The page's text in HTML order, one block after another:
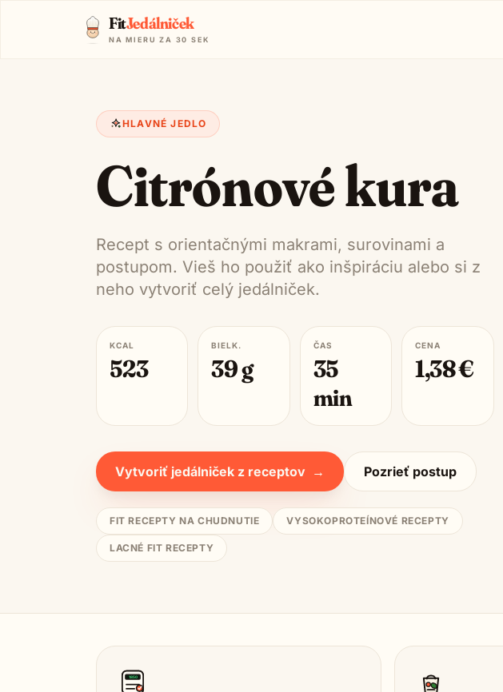
FitJedálniček
NA MIERU ZA 30 SEK
HLAVNÉ JEDLO
Citrónové kura
Recept s orientačnými makrami, surovinami a
postupom. Vieš ho použiť ako inšpiráciu alebo si z
neho vytvoriť celý jedálniček.
KCAL
523
BIELK.
39g
ČAS
35
min
CENA
1,38€
Vytvoriť jedálniček z receptov → Pozrieť postup
FIT RECEPTY NA CHUDNUTIE VYSOKOPROTEÍNOVÉ RECEPTY
LACNÉ FIT RECEPTY
1850